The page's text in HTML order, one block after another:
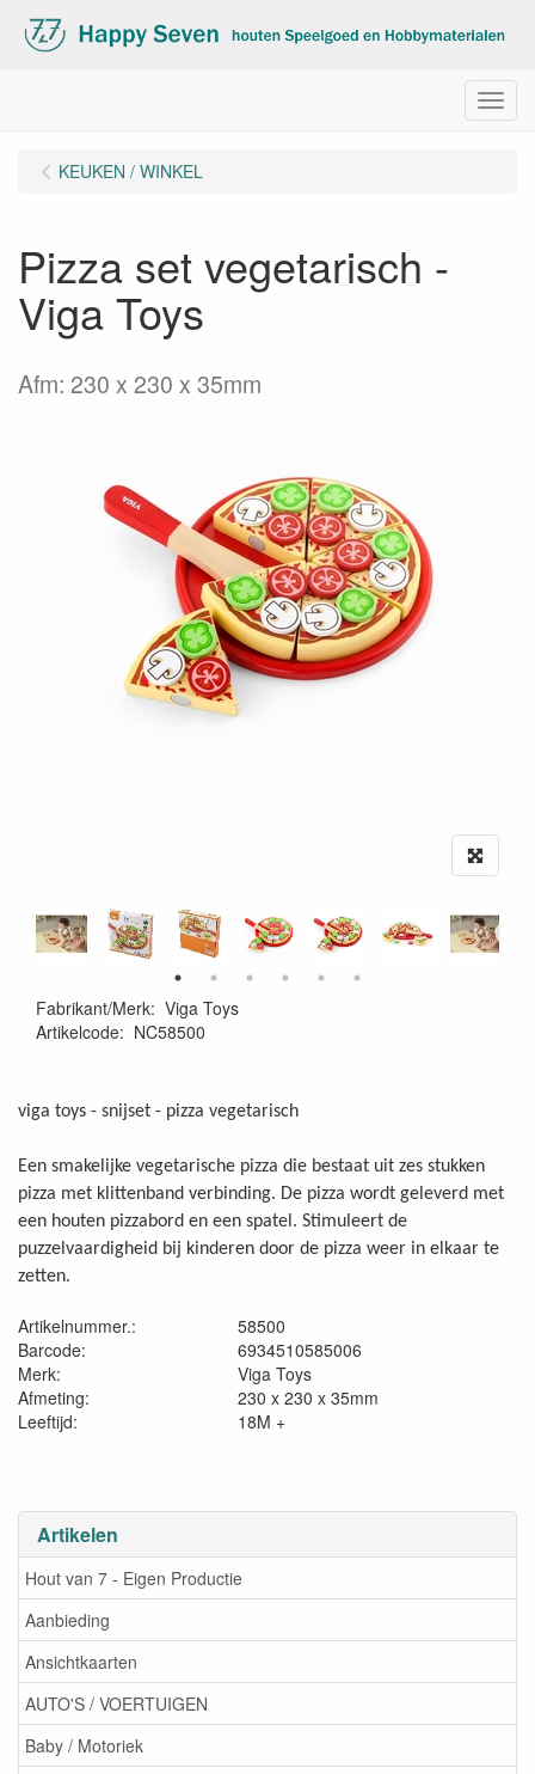
Menu
Artikelen
Hout van 7 - Eigen Productie
Aanbieding
Ansichtkaarten
AUTO'S / VOERTUIGEN
Baby / Motoriek
KEUKEN / WINKEL
Pizza set vegetarisch -
Viga Toys
Afm: 230 x 230 x 35mm
Fabrikant/Merk: Viga Toys
Artikelcode: NC58500
viga toys - snijset - pizza vegetarisch
Een smakelijke vegetarische pizza die bestaat uit zes stukken
pizza met klittenband verbinding. De pizza wordt geleverd met
een houten pizzabord en een spatel. Stimuleert de
puzzelvaardigheid bij kinderen door de pizza weer in elkaar te
zetten.
Artikelnummer.:
58500
Barcode:
6934510585006
Merk:
Viga Toys
Afmeting:
230 x 230 x 35mm
Leeftijd:
18M +